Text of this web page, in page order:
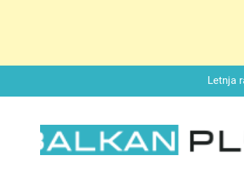
Letnja
Matematički zadatak koji je